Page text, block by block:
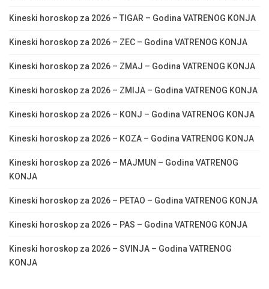
Kineski horoskop za 2026 – TIGAR – Godina VATRENOG KONJA
Kineski horoskop za 2026 – ZEC – Godina VATRENOG KONJA
Kineski horoskop za 2026 – ZMAJ – Godina VATRENOG KONJA
Kineski horoskop za 2026 – ZMIJA – Godina VATRENOG KONJA
Kineski horoskop za 2026 – KONJ – Godina VATRENOG KONJA
Kineski horoskop za 2026 – KOZA – Godina VATRENOG KONJA
Kineski horoskop za 2026 – MAJMUN – Godina VATRENOG
KONJA
Kineski horoskop za 2026 – PETAO – Godina VATRENOG KONJA
Kineski horoskop za 2026 – PAS – Godina VATRENOG KONJA
Kineski horoskop za 2026 – SVINJA – Godina VATRENOG
KONJA